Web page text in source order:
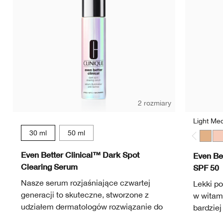
2 rozmiary
30 ml 50 ml
Even Better Clinical™ Dark Spot
Clearing Serum
Nasze serum rozjaśniające czwartej
generacji to skuteczne, stworzone z
udziałem dermatologów rozwiązanie do
Light
Even
SPF 50
Lekki
w